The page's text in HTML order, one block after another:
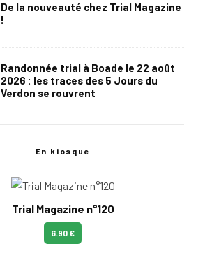
De la nouveauté chez Trial Magazine
!
Randonnée trial à Boade le 22 août
2026 : les traces des 5 Jours du
Verdon se rouvrent
En kiosque
Trial Magazine n°120
6.90 €